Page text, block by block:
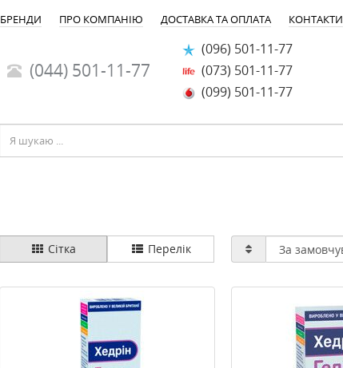
БРЕНДИ ПРО КОМПАНІЮ ДОСТАВКА ТА ОПЛАТА КОНТАКТИ
(044) 501-11-77
(096) 501-11-77
(073) 501-11-77
(099) 501-11-77
Сітка Перелік